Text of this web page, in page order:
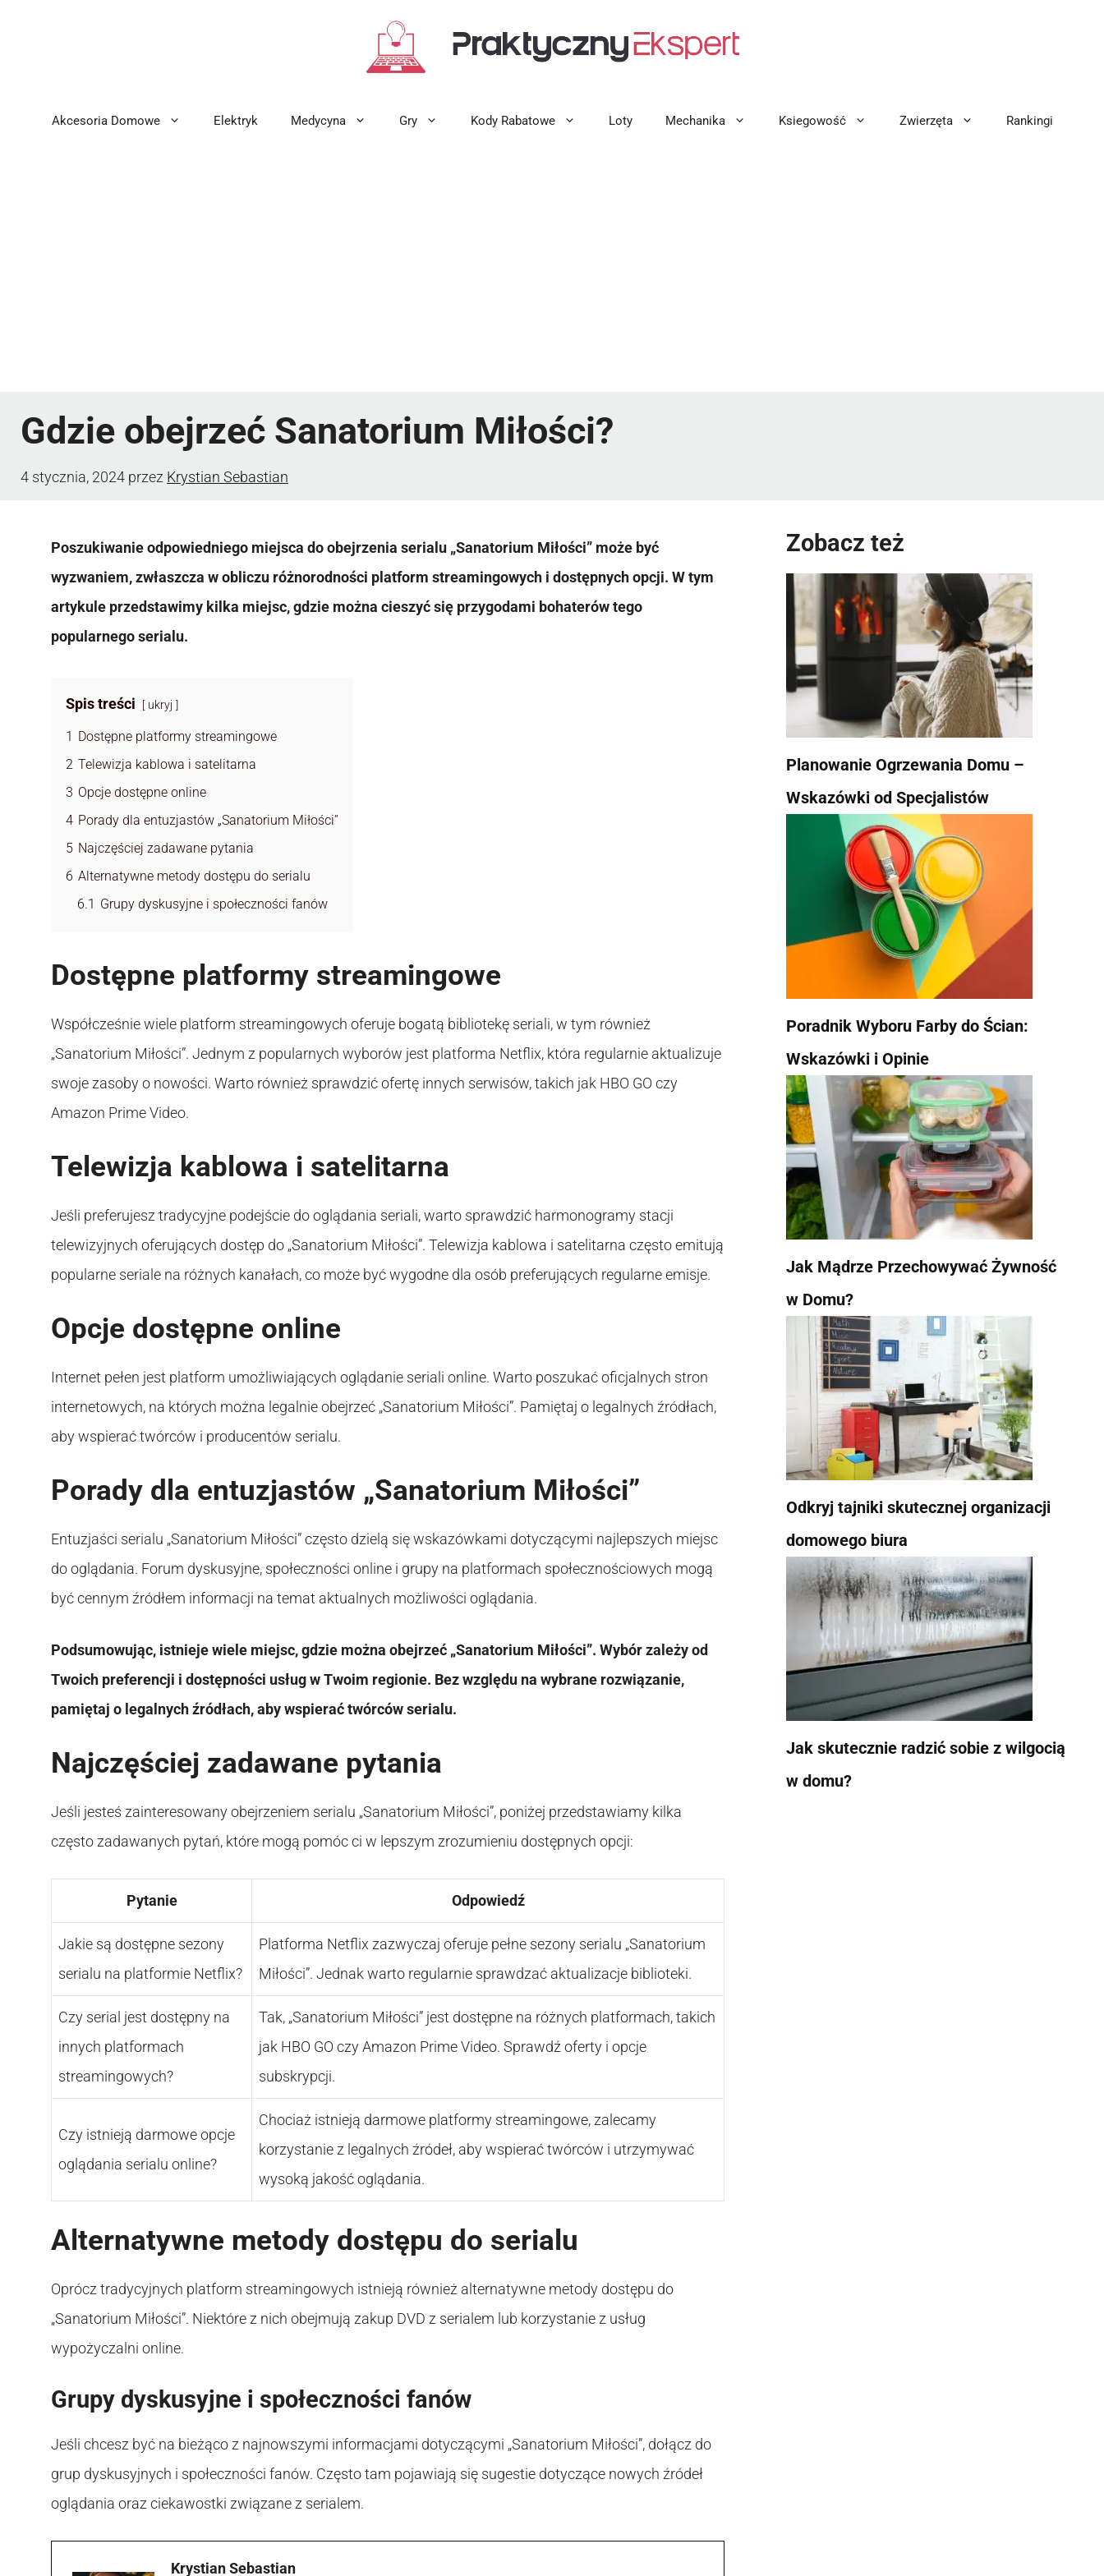
Akcesoria Domowe Elektryk Medycyna Gry Kody Rabatowe Loty Mechanika Ksiegowość Zwierzęta Rankingi
Gdzie obejrzeć Sanatorium Miłości?
4 stycznia, 2024 przez Krystian Sebastian
Poszukiwanie odpowiedniego miejsca do obejrzenia serialu „Sanatorium Miłości” może być
wyzwaniem, zwłaszcza w obliczu różnorodności platform streamingowych i dostępnych opcji. W tym
artykule przedstawimy kilka miejsc, gdzie można cieszyć się przygodami bohaterów tego
popularnego serialu.
Spis treści ukryj
1
Dostępne platformy streamingowe
2 Telewizja kablowa i satelitarna
3 Opcje dostępne online
4 Porady dla entuzjastów „Sanatorium Miłości”
5 Najczęściej zadawane pytania
6 Alternatywne metody dostępu do serialu
6.1 Grupy dyskusyjne i społeczności fanów
Dostępne platformy streamingowe
Współcześnie wiele platform streamingowych oferuje bogatą bibliotekę seriali, w tym również
„Sanatorium Miłości”. Jednym z popularnych wyborów jest platforma Netflix, która regularnie aktualizuje
swoje zasoby o nowości. Warto również sprawdzić ofertę innych serwisów, takich jak HBO GO czy
Amazon Prime Video.
Telewizja kablowa i satelitarna
Jeśli preferujesz tradycyjne podejście do oglądania seriali, warto sprawdzić harmonogramy stacji
telewizyjnych oferujących dostęp do „Sanatorium Miłości”. Telewizja kablowa i satelitarna często emitują
popularne seriale na różnych kanałach, co może być wygodne dla osób preferujących regularne emisje.
Opcje dostępne online
Internet pełen jest platform umożliwiających oglądanie seriali online. Warto poszukać oficjalnych stron
internetowych, na których można legalnie obejrzeć „Sanatorium Miłości”. Pamiętaj o legalnych źródłach,
aby wspierać twórców i producentów serialu.
Porady dla entuzjastów „Sanatorium Miłości”
Entuzjaści serialu „Sanatorium Miłości” często dzielą się wskazówkami dotyczącymi najlepszych miejsc
do oglądania. Forum dyskusyjne, społeczności online i grupy na platformach społecznościowych mogą
być cennym źródłem informacji na temat aktualnych możliwości oglądania.
Podsumowując, istnieje wiele miejsc, gdzie można obejrzeć „Sanatorium Miłości”. Wybór zależy od
Twoich preferencji i dostępności usług w Twoim regionie. Bez względu na wybrane rozwiązanie,
pamiętaj o legalnych źródłach, aby wspierać twórców serialu.
Najczęściej zadawane pytania
Jeśli jesteś zainteresowany obejrzeniem serialu „Sanatorium Miłości”, poniżej przedstawiamy kilka
często zadawanych pytań, które mogą pomóc ci w lepszym zrozumieniu dostępnych opcji:
Pytanie Odpowiedź
Jakie są dostępne sezony
serialu na platformie Netflix?
Platforma Netflix zazwyczaj oferuje pełne sezony serialu „Sanatorium
Miłości”. Jednak warto regularnie sprawdzać aktualizacje biblioteki.
Czy serial jest dostępny na
innych platformach
streamingowych?
Tak, „Sanatorium Miłości” jest dostępne na różnych platformach, takich
jak HBO GO czy Amazon Prime Video. Sprawdź oferty i opcje
subskrypcji.
Czy istnieją darmowe opcje
oglądania serialu online?
Chociaż istnieją darmowe platformy streamingowe, zalecamy
korzystanie z legalnych źródeł, aby wspierać twórców i utrzymywać
wysoką jakość oglądania.
Alternatywne metody dostępu do serialu
Oprócz tradycyjnych platform streamingowych istnieją również alternatywne metody dostępu do
„Sanatorium Miłości”. Niektóre z nich obejmują zakup DVD z serialem lub korzystanie z usług
wypożyczalni online.
Grupy dyskusyjne i społeczności fanów
Jeśli chcesz być na bieżąco z najnowszymi informacjami dotyczącymi „Sanatorium Miłości”, dołącz do
grup dyskusyjnych i społeczności fanów. Często tam pojawiają się sugestie dotyczące nowych źródeł
oglądania oraz ciekawostki związane z serialem.
Krystian Sebastian
Zobacz też
Planowanie Ogrzewania Domu –
Wskazówki od Specjalistów
Poradnik Wyboru Farby do Ścian:
Wskazówki i Opinie
Jak Mądrze Przechowywać Żywność
w Domu?
Odkryj tajniki skutecznej organizacji
domowego biura
Jak skutecznie radzić sobie z wilgocią
w domu?